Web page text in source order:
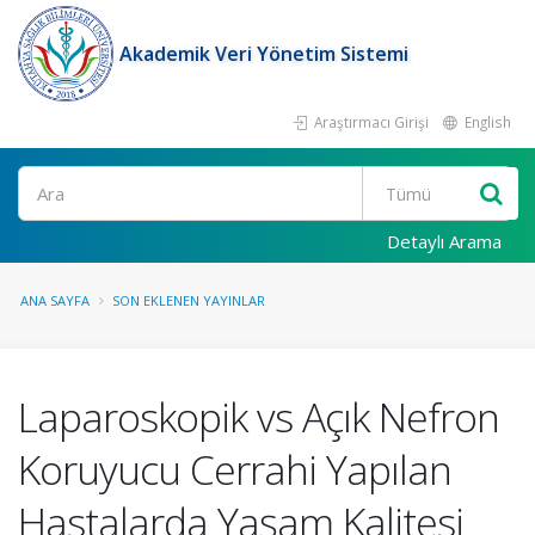
Akademik Veri Yönetim Sistemi
Araştırmacı Girişi English
Ara
Detaylı Arama
ANA SAYFA SON EKLENEN YAYINLAR
Laparoskopik vs Açık Nefron
Koruyucu Cerrahi Yapılan
Hastalarda Yaşam Kalitesi